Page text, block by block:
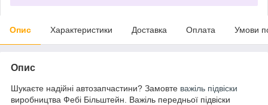
Опис Характеристики Доставка Оплата Умови
Опис
Шукаєте надійні автозапчастини? Замовте важіль підвіски
виробництва Фебі Більштейн. Важіль передньої підвіски